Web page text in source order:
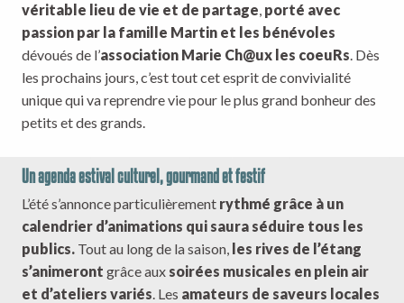
véritable lieu de vie et de partage, porté avec
passion par la famille Martin et les bénévoles
dévoués de l’association Marie Ch@ux les coeuRs. Dès
les prochains jours, c’est tout cet esprit de convivialité
unique qui va reprendre vie pour le plus grand bonheur des
petits et des grands.
Un agenda estival culturel, gourmand et festif
L’été s’annonce particulièrement rythmé grâce à un
calendrier d’animations qui saura séduire tous les
publics. Tout au long de la saison, les rives de l’étang
s’animeront grâce aux soirées musicales en plein air
et d’ateliers variés. Les amateurs de saveurs locales